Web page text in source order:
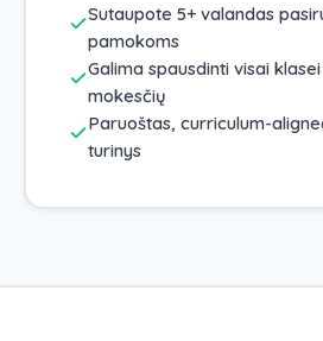
Sutaupote 5+ valandas
pamokoms
Galima spausdinti visai
mokesčių
Paruoštas, curriculum-
turinys